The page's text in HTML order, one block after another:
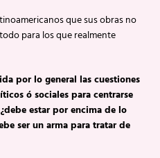
que sus obras no
para los que realmente
por lo general las cuestiones
ó sociales para centrarse
estar por encima de lo
ser un arma para tratar de